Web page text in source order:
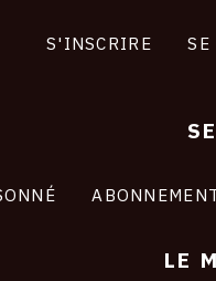
S'INSCRIRE SE
LE